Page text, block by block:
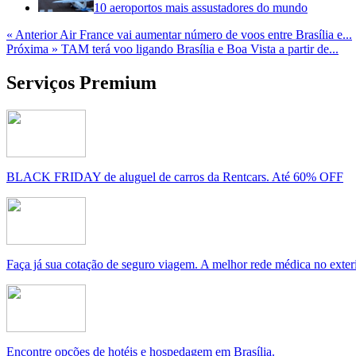
10 aeroportos mais assustadores do mundo
« AnteriorAir France vai aumentar número de voos entre Brasília e...
Próxima » TAM terá voo ligando Brasília e Boa Vista a partir de...
Serviços Premium
BLACK FRIDAY de aluguel de carros da Rentcars. Até 60% OFF
Faça já sua cotação de seguro viagem. A melhor rede médica no
Encontre opções de hotéis e hospedagem em Brasília.